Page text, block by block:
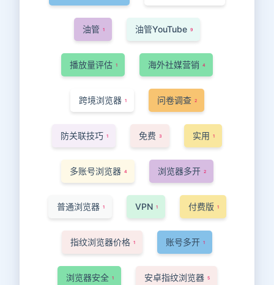
油管 1 油管YouTube 9
播放量评估 1 海外社媒营销 4
跨境浏览器 1 问卷调查 2
防关联技巧 1 免费 3 实用 1
多账号浏览器 4 浏览器多开 2
普通浏览器 1 VPN 1 付费版 1
指纹浏览器价格 1 账号多开 1
浏览器安全 1 安卓指纹浏览器 5